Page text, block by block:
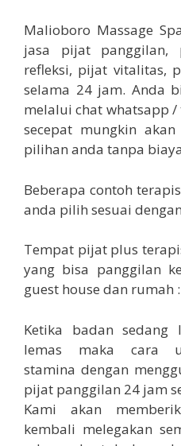
Malioboro Massage
jasa pijat panggilan,
refleksi, pijat vitalitas,
selama 24 jam. Anda
melalui chat whatsapp
secepat mungkin
pilihan anda tanpa
Beberapa contoh
anda pilih sesuai
Tempat pijat plus
yang bisa panggilan
guest house dan rumah :
Ketika badan sedang
lemas maka cara
stamina dengan
pijat panggilan 24 jam
Kami akan
kembali melegakan